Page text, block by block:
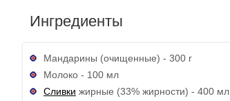
Ингредиенты
Мандарины (очищенные) - 300 г
Молоко - 100 мл
Сливки жирные (33% жирности) - 400 мл